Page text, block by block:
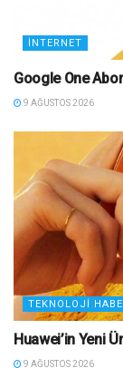
İNTERNET
Google One
9 AĞUSTOS 2026
TEKNOLOJI
Huawei’in Yeni
9 AĞUSTOS 2026